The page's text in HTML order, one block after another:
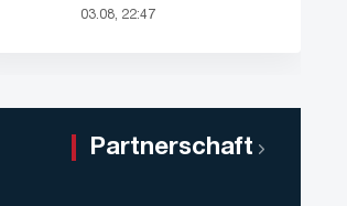
03.08, 22:47
Partnerschaft